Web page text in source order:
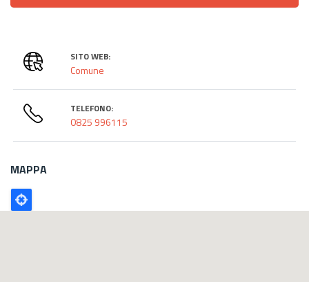
SITO WEB:
Comune
TELEFONO:
0825 996115
MAPPA
Poligono
GEO